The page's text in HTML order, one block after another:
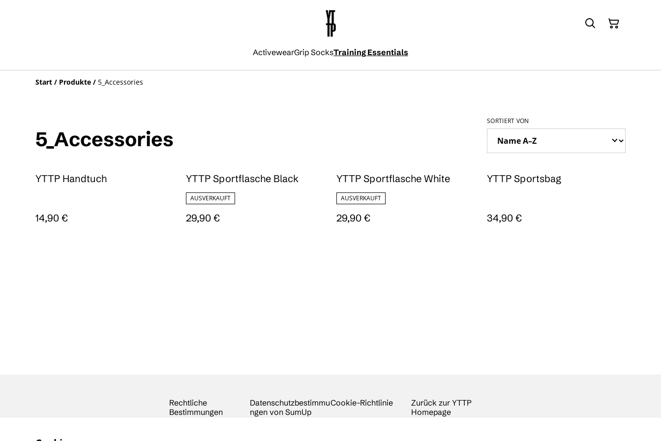
ActivewearGrip SocksTraining Essentials
Start / Produkte / 5_Accessories
5_Accessories
SORTIERT VON
YTTP Handtuch
14,90 €
YTTP Sportflasche Black
AUSVERKAUFT
29,90 €
YTTP Sportflasche White
AUSVERKAUFT
29,90 €
YTTP Sportsbag
34,90 €
Rechtliche
Bestimmungen
Datenschutzbestimmu
ngen von SumUp
Cookie-Richtlinie
Zurück zur YTTP
Homepage